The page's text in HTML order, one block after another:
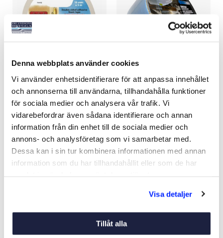
Denna webbplats använder cookies
Vi använder enhetsidentifierare för att anpassa innehållet
och annonserna till användarna, tillhandahålla funktioner
för sociala medier och analysera vår trafik. Vi
vidarebefordrar även sådana identifierare och annan
information från din enhet till de sociala medier och
annons- och analysföretag som vi samarbetar med.
Dessa kan i sin tur kombinera informationen med annan
information som du har tillhandahållit eller som de har
Visa detaljer
Tillåt alla
DUBBELHÄFTANDE TAPE
Art nr: 05883
109 kr
Köp
SILVERTEJP
Art nr: 05898
99 kr
Köp